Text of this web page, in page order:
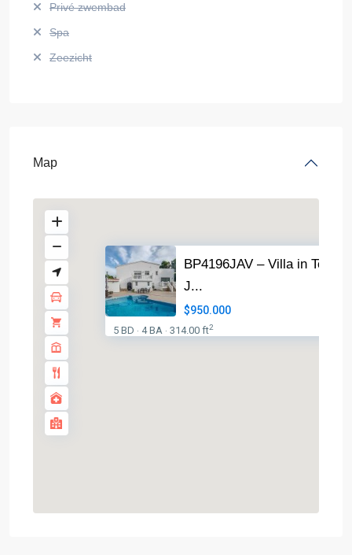
Privé zwembad
Spa
Zeezicht
Map
BP4196JAV – Villa in Tosalet
J...
$950.000
5 BD · 4 BA · 314.00 ft2